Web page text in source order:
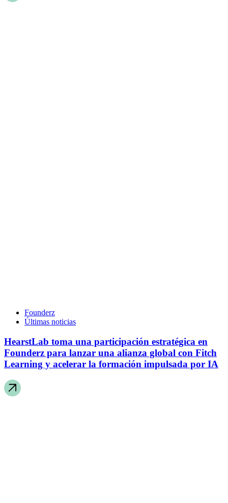
Founderz
Últimas noticias
HearstLab toma una participación estratégica en
Founderz para lanzar una alianza global con Fitch
Learning y acelerar la formación impulsada por IA